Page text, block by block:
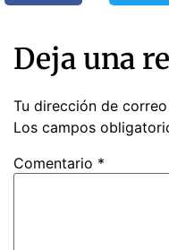
Deja una
Tu dirección de
Los campos
Comentario *